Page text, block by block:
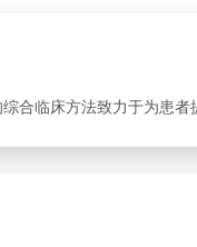
合临床方法致力于为患者